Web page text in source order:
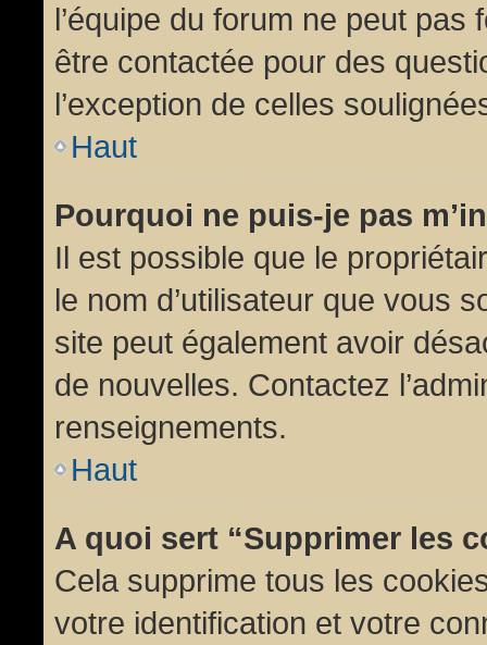
l’équipe du forum ne peut
être contactée pour des
l’exception de celles
Haut
Pourquoi ne puis-je pas
Il est possible que le
le nom d’utilisateur que vous
site peut également avoir
de nouvelles. Contactez
renseignements.
Haut
A quoi sert “Supprimer les
Cela supprime tous les
votre identification et votre